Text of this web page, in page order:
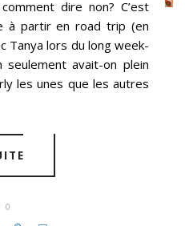
dire non? C’est
à partir en road trip (en
Tanya lors du long week-
avait-on plein
les unes que les autres
0